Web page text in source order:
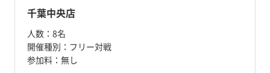
千葉中央店
人数： 8名
開催種別： フリー対戦
参加料： 無し